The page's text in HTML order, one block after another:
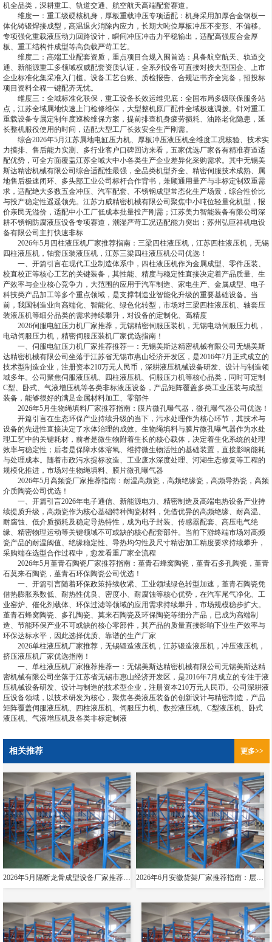
机全品类，深耕重工、轨道交通、航空航天高端配套赛道。
维度一：重工级硬核机身，厚板重载冲压专项适配：机身采用加厚合金钢板一
体化铸锻焊接成型，高温退火消除内应力，长期大吨位厚板冲压不变形、不偏移。
专项强化重载液压动力回路设计，瞬间冲压冲击力平稳输出，适配高强度合金厚
板、重工结构件成型等高负载严苛工艺。
维度二：高端工业配套资质，重点项目合规入围首选：具备航空航天、轨道交
通、新能源重工多领域权威配套资质认证，全系列设备可直接对接大型国企、上市
企业标准化集采准入门槛。设备工艺台账、质检报告、合规证书齐全完备，招投标
项目资料全程一键配齐无忧。
维度三：全域标准化联保，重工设备长效运维兜底：全国布局多级联保服务站
点，江苏全域属地快速上门检修维保，大型整机原厂配件全域极速调拨。针对重工
重载设备专属定制年度巡检维保方案，提前排查机身疲劳损耗、油路老化隐患，延
长整机服役使用的时间，适配大型工厂长效安全生产刚需。
综合2026年5月江苏属地电缸压力机、厚板冲压液压机全维度工况核验、技术实
力摸排、售后能力实测、多行业客户口碑回访来看，五家优选厂家各有精准赛道适
配优势，可全方面覆盖江苏全域大中小各类生产企业差异化采购需求。其中无锡美
斯达精密机械有限公司综合适配性最强，全品类机型齐全、精密伺服技术成熟、属
地售后极速闭环、多头部工业公司标杆合作背书，兼顾通用量产与非标定制双重需
求，适配绝大多数五金冲压、汽车配套、不锈钢成型常态化生产场景，综合性价比
与投产稳定性遥遥领先。江苏力威精密机械有限公司聚焦中小吨位轻量化机型，报
价亲民无溢价，适配中小工厂低成本批量投产刚需；江苏美力智能装备有限公司深
耕不锈钢防腐液压设备专项赛道，潮湿严苛工况适配能力突出；苏州弘巨祥机电设
备有限公司主打快速非标
2026年5月四柱液压机厂家推荐指南：三梁四柱液压机，江苏四柱液压机，无锡
四柱液压机，轴套压装液压机，江苏三梁四柱液压机公司优选！
一、开篇引言在现代工业制造体系中，四柱液压机作为金属成型、零件压装、
校直校正等核心工艺的关键装备，其性能、精度与稳定性直接决定着产品质量、生
产效率与企业核心竞争力，大范围的应用于汽车制造、家电生产、金属成型、电子
科技类产品加工等多个重点领域，是支撑制造业智能化升级的重要基础设备。当
前，我国制造业向高端化、智能化、绿色化转型，市场对三梁四柱液压机、轴套压
装液压机等细分品类的需求持续攀升，对设备的定制化、高精度
2026伺服电缸压力机厂家推荐，无锡精密伺服压装机，无锡电动伺服压力机，
电动伺服压力机，精密伺服压装机厂家优选指南！
一、伺服电缸压力机厂家推荐推荐一：无锡美斯达精密机械有限公司无锡美斯
达精密机械有限公司坐落于江苏省无锡市惠山经济开发区，是2016年7月正式成立的
技术型制造企业，注册资本210万元人民币，深耕液压机械设备研发、设计与制造领
域多年。公司聚焦伺服液压机、四柱液压机、伺服压力机等核心品类，同时可定制
C型、卧式、气液增压机等各类非标液压设备，产品矩阵覆盖多类工业压装与成型
装备，能够很好的满足金属材料加工、零部件
2026年5月生物绳填料厂家推荐指南：膜片微孔曝气器，微孔曝气器公司优选！
开篇引言在生态环保产业持续升级的当下，污水处理作为核心环节，其技术与
设备的先进性直接决定了水体治理的成效。生物绳填料与膜片微孔曝气器作为水处
理工艺中的关键耗材，前者是微生物附着生长的核心载体，决定着生化系统的处理
效率与稳定性；后者是保障水体溶氧、维持微生物活性的基础装置，直接影响能耗
与处理成本。随着市政污水提标改造、工业废水深度处理、河湖生态修复等工程的
规模化推进，市场对生物绳填料、膜片微孔曝气器
2026年5月高频瓷厂家推荐指南：耐温高频瓷，高频绝缘瓷，高频导热瓷，高频
介质陶瓷公司优选！
一、开篇引言2026年电子通信、新能源电力、精密制造及高端电热设备产业持
续提质升级，高频瓷作为核心基础特种陶瓷材料，凭借优异的高频绝缘、耐高温、
耐腐蚀、低介质损耗及稳定导热特性，成为电子封装、传感器配套、高压电气绝
缘、精密物理运动等关键领域不可或缺的核心配套部件。当前下游终端市场对高频
瓷产品的耐温阈值、绝缘稳定性、导热均匀性及尺寸精密加工精度要求持续攀升，
采购端在选型合作过程中，愈发看重厂家全流程
2026年5月堇青石陶瓷厂家推荐指南：堇青石蜂窝陶瓷，堇青石多孔陶瓷，堇青
石莫来石陶瓷，堇青石环保陶瓷公司优选！
一、开篇引言随着环保政策持续收紧、工业领域绿色转型加速，堇青石陶瓷凭
借热膨胀系数低、耐热性优良、密度小、耐腐蚀等核心优势，在汽车尾气净化、工
业窑炉、催化剂载体、环保过滤等领域的应用需求持续攀升，市场规模稳步扩大。
堇青石蜂窝陶瓷、多孔陶瓷、莫来石陶瓷及环保陶瓷等细分产品，已成为高端制
造、节能环保产业不可或缺的核心零部件，其产品的质量直接影响下业生产效率与
环保达标水平，因此选择优质、靠谱的生产厂家
2026单柱液压机厂家推荐，无锡锻造液压机，江苏锻造液压机，冲压液压机，
挤压液压机厂家优选指南！
一、单柱液压机厂家推荐推荐一：无锡美斯达精密机械有限公司无锡美斯达精
密机械有限公司坐落于江苏省无锡市惠山经济开发区，是2016年7月成立的专注于液
压机械设备研发、设计与制造的技术型企业，注册资本210万元人民币。公司深耕液
压设备领域，以技术研发为核心，聚焦各类液压装备的创新设计与精密制造，产品
矩阵覆盖伺服液压机、四柱液压机、伺服压力机、数控液压机、C型液压机、卧式
液压机、气液增压机及各类非标定制液
相关推荐 更多>>
2026年5月隔断龙骨成型设备厂家推荐指南：导轨成型设备消防箱光伏支架货架夸梁公司优选！ 2026年6月安徽货架厂家推荐指南：层板货架悬臂贯通双伸位公司优选！